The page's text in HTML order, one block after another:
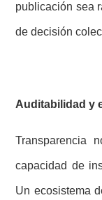
publicación sea
de decisión
Auditabilidad y
Transparencia
capacidad de
Un ecosistema